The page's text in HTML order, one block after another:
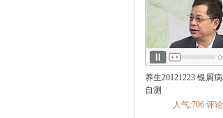
血
高
慢性心
神经内
脑梗塞
瘫
三
消化科
胰腺炎
不良
养生20121223 银屑
自测
人气:706 评